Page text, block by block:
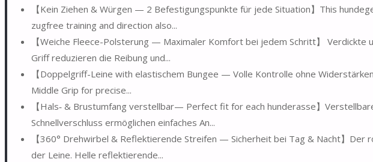
【Kein Ziehen & Würgen — 2 Befestigungspunkte für jede Situation】This
zugfree training and direction also...
【Weiche Fleece-Polsterung — Maximaler Komfort bei jedem Schritt】
Griff reduzieren die Reibung und...
【Doppelgriff-Leine with elastischem Bungee — Volle Kontrolle ohne
Middle Grip for precise...
【Hals‑ & Brustumfang verstellbar— Perfect fit for each hunderasse】
Schnellverschluss ermöglichen einfaches An...
【360° Drehwirbel & Reflektierende Streifen — Sicherheit bei Tag & Nacht】
der Leine. Helle reflektierende...